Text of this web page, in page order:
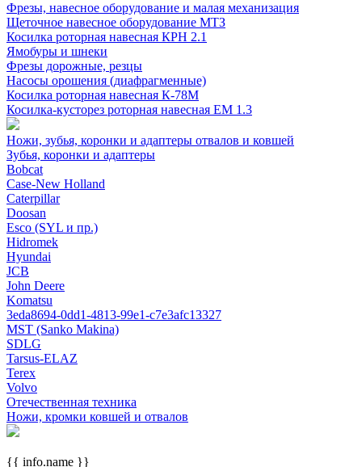
Фрезы, навесное оборудование и малая механизация
Щеточное навесное оборудование МТЗ
Косилка роторная навесная КРН 2.1
Ямобуры и шнеки
Фрезы дорожные, резцы
Насосы орошения (диафрагменные)
Косилка роторная навесная К-78М
Косилка-кусторез роторная навесная ЕМ 1.3
Ножи, зубья, коронки и адаптеры отвалов и ковшей
Зубья, коронки и адаптеры
Bobcat
Case-New Holland
Caterpillar
Doosan
Esco (SYL и пр.)
Hidromek
Hyundai
JCB
John Deere
Komatsu
3eda8694-0dd1-4813-99e1-c7e3afc13327
MST (Sanko Makina)
SDLG
Tarsus-ELAZ
Terex
Volvo
Отечественная техника
Ножи, кромки ковшей и отвалов
{{ info.name }}